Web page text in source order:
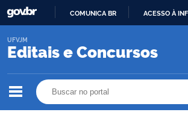
O
COMUNICA BR ACESSO À
Editais e Concursos
UFVJM